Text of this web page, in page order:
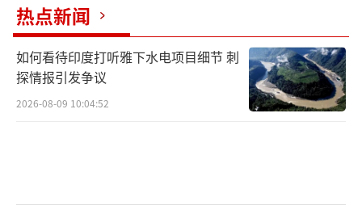
热点新闻
如何看待印度打听雅下水电项目细节 刺
探情报引发争议
2026-08-09 10:04:52